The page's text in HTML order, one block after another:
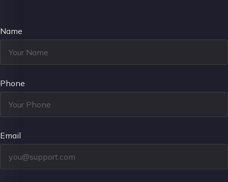
Name
Phone
Email